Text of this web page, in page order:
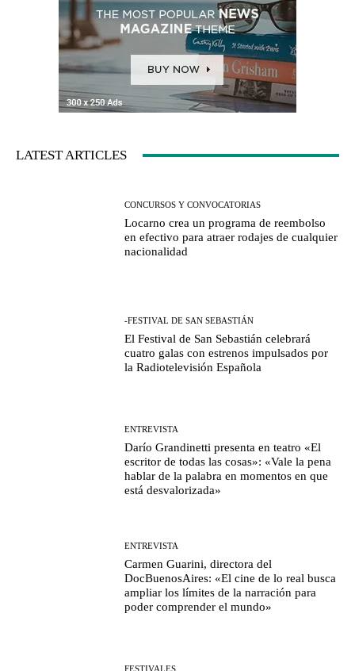
LATEST ARTICLES
CONCURSOS Y CONVOCATORIAS
Locarno crea un programa de reembolso
en efectivo para atraer rodajes de cualquier
nacionalidad
-FESTIVAL DE SAN SEBASTIÁN
El Festival de San Sebastián celebrará
cuatro galas con estrenos impulsados por
la Radiotelevisión Española
ENTREVISTA
Darío Grandinetti presenta en teatro «El
escritor de todas las cosas»: «Vale la pena
hablar de la palabra en momentos en que
está desvalorizada»
ENTREVISTA
Carmen Guarini, directora del
DocBuenosAires: «El cine de lo real busca
ampliar los límites de la narración para
poder comprender el mundo»
FESTIVALES